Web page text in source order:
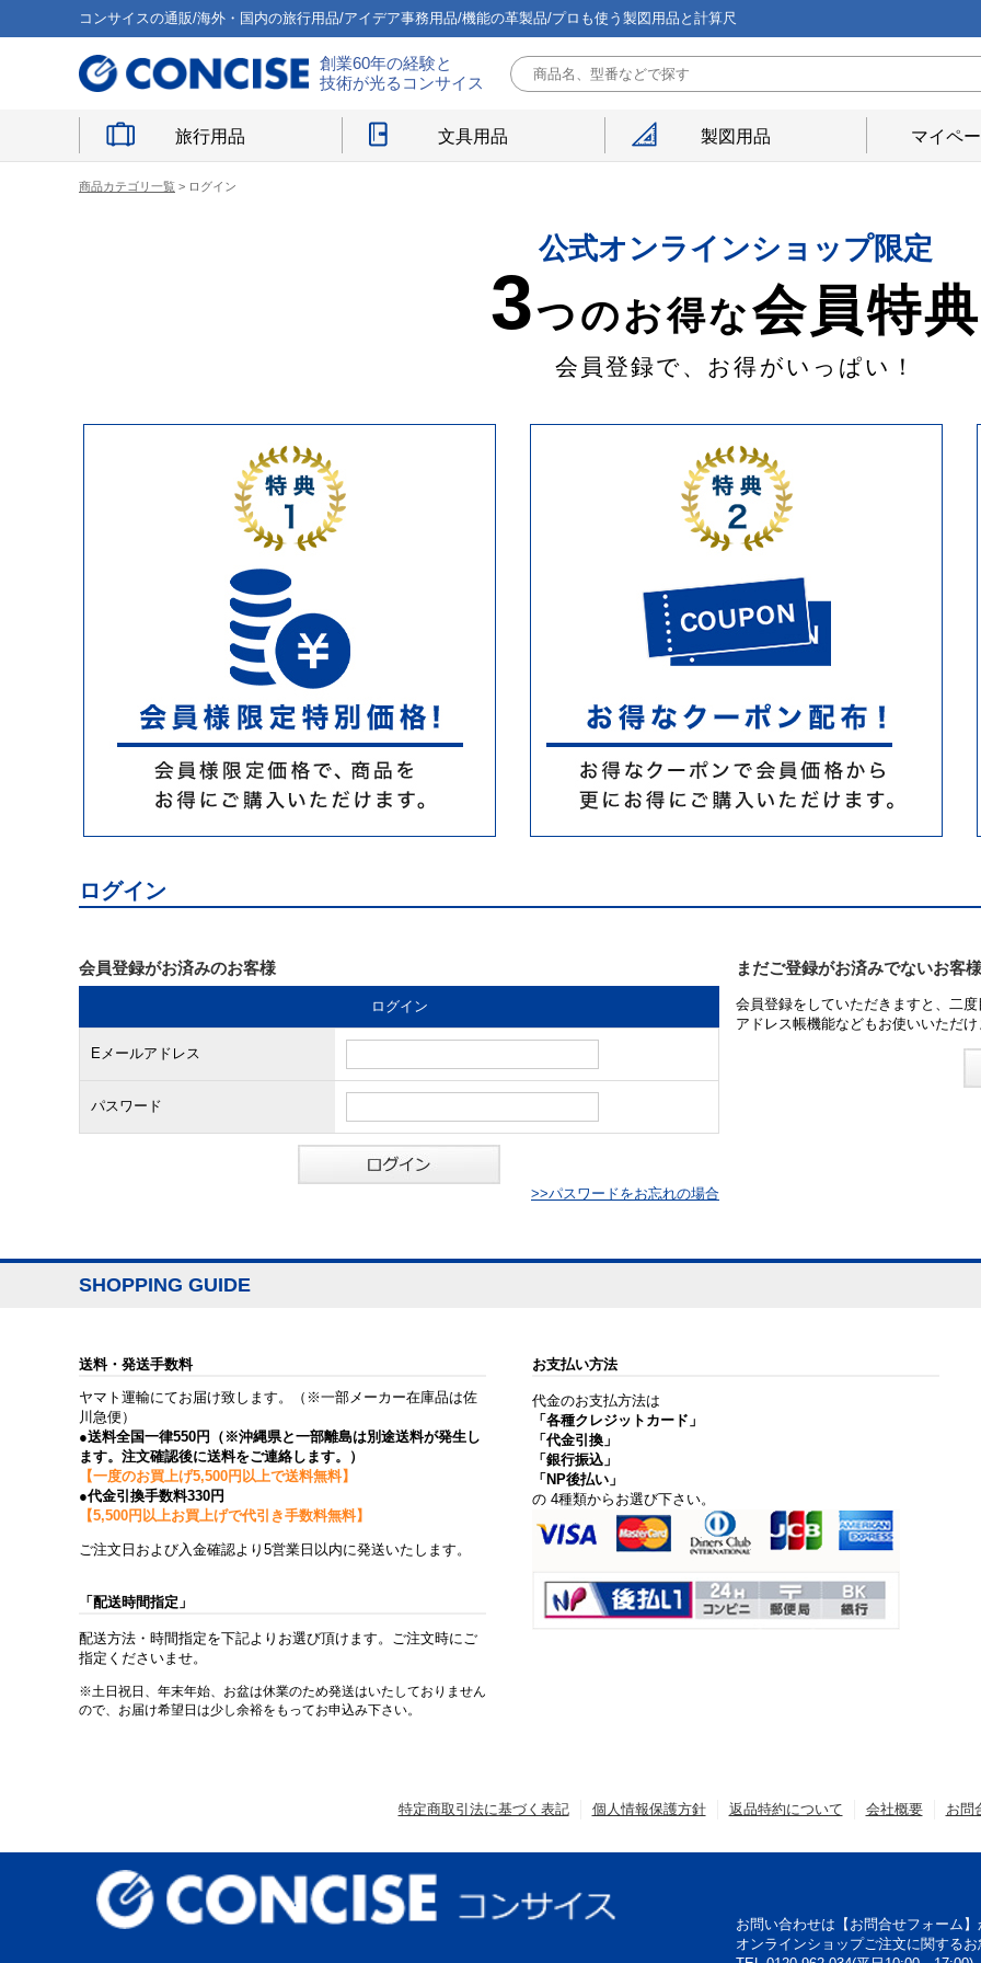
コンサイスの通販/海外・国内の旅行用品/アイデア事務用品/機能の革製品/プロも使う製図用品と計算尺
創業60年の経験と
技術が光るコンサイス
旅行用品 文具用品 製図用品 マイペ
商品カテゴリ一覧 > ログイン
公式オンラインショップ限定
3つのお得な会員特典
会員登録で、お得がいっぱい！
ログイン
会員登録がお済みのお客様
ログイン
Eメールアドレス
パスワード
>>パスワードをお忘れの場合
まだご登録がお済みでないお客様
会員登録をしていただきますと、二
アドレス帳機能などもお使いいただ
SHOPPING GUIDE
送料・発送手数料
ヤマト運輸にてお届け致します。（※一部メーカー在庫品は佐
川急便）
●送料全国一律550円（※沖縄県と一部離島は別途送料が発生し
ます。注文確認後に送料をご連絡します。）
【一度のお買上げ5,500円以上で送料無料】
●代金引換手数料330円
【5,500円以上お買上げで代引き手数料無料】
ご注文日および入金確認より5営業日以内に発送いたします。
「配送時間指定」
配送方法・時間指定を下記よりお選び頂けます。ご注文時にご
指定くださいませ。
※土日祝日、年末年始、お盆は休業のため発送はいたしておりません
ので、お届け希望日は少し余裕をもってお申込み下さい。
お支払い方法
代金のお支払方法は
「各種クレジットカード」
「代金引換」
「銀行振込」
「NP後払い」
の 4種類からお選び下さい。
特定商取引法に基づく表記 個人情報保護方針 返品特約について 会社概要 お問
お問い合わせは【お問合せフォーム
オンラインショップご注文に関する